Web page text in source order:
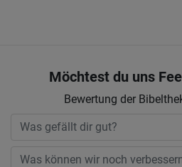
Möchtest du uns
Bewertung der